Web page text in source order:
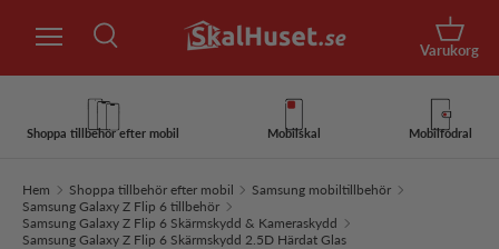
Hoppa till innehåll
Sök
Korg
Varukorg
Shoppa tillbehör efter mobil Mobilskal Mobilfodral
Hem Shoppa tillbehör efter mobil
Samsung mobiltillbehör
Samsung Galaxy Z Flip 6 tillbehör
Samsung Galaxy Z Flip 6 Skärmskydd & Kameraskydd
Samsung Galaxy Z Flip 6 Skärmskydd 2.5D Härdat Glas